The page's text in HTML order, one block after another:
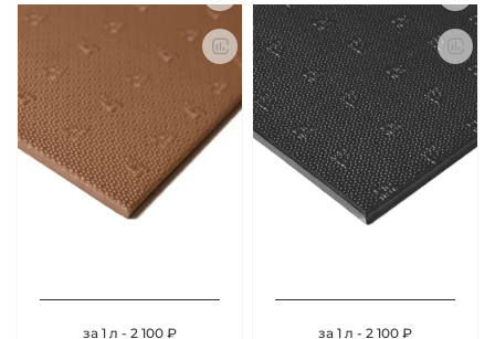
за 1 л - 2 100 ₽ за 1 л - 2 100 ₽